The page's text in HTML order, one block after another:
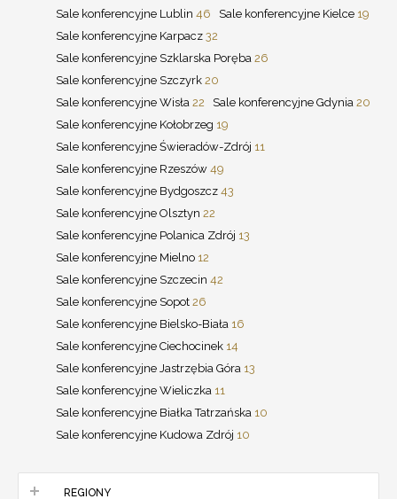
Sale konferencyjne Lublin 46 Sale konferencyjne Kielce 19
Sale konferencyjne Karpacz 32
Sale konferencyjne Szklarska Poręba 26
Sale konferencyjne Szczyrk 20
Sale konferencyjne Wisła 22 Sale konferencyjne Gdynia 20
Sale konferencyjne Kołobrzeg 19
Sale konferencyjne Świeradów-Zdrój 11
Sale konferencyjne Rzeszów 49
Sale konferencyjne Bydgoszcz 43
Sale konferencyjne Olsztyn 22
Sale konferencyjne Polanica Zdrój 13
Sale konferencyjne Mielno 12
Sale konferencyjne Szczecin 42
Sale konferencyjne Sopot 26
Sale konferencyjne Bielsko-Biała 16
Sale konferencyjne Ciechocinek 14
Sale konferencyjne Jastrzębia Góra 13
Sale konferencyjne Wieliczka 11
Sale konferencyjne Białka Tatrzańska 10
Sale konferencyjne Kudowa Zdrój 10
REGIONY